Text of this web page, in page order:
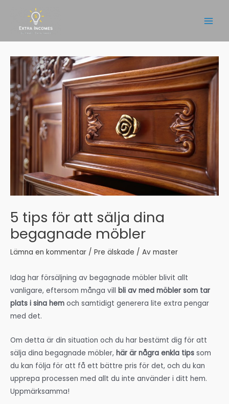
innehåll
5 tips för att sälja dina
begagnade möbler
Lämna en kommentar / Pre älskade / Av master
Idag har försäljning av begagnade möbler blivit allt
vanligare, eftersom många vill bli av med möbler som tar
plats i sina hem och samtidigt generera lite extra pengar
med det.
Om detta är din situation och du har bestämt dig för att
sälja dina begagnade möbler, här är några enkla tips som
du kan följa för att få ett bättre pris för det, och du kan
upprepa processen med allt du inte använder i ditt hem.
Uppmärksamma!